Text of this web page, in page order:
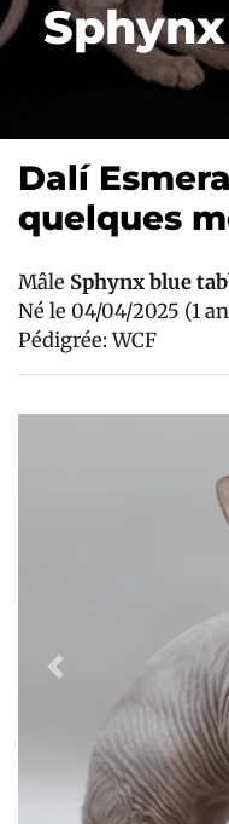
Previous
Dalí
quelques
Mâle Sphynx blue
Né le 04/04/2025 (1
Pédigrée: WCF